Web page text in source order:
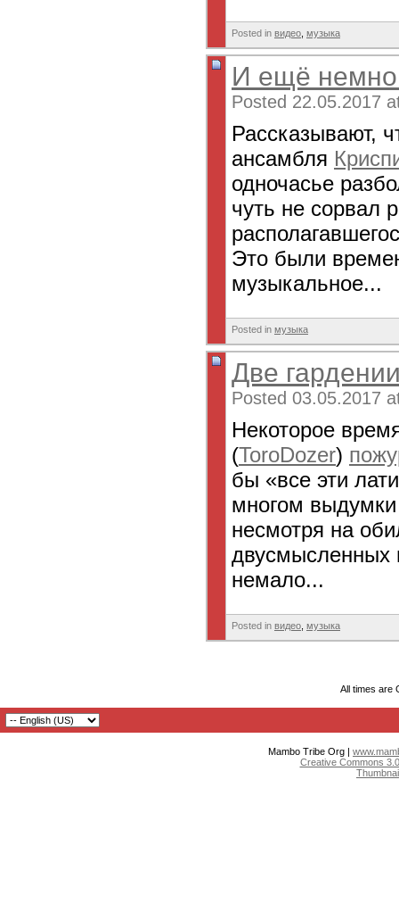
Posted in видео музыка
И ещё
Posted 22.05.2017
Рассказывают,
ансамбля
одночасье
чуть не сорвал
Это были
музыкальное...
Posted in музыка
Две
Posted 03.05.2017
Некоторое
(ToroDozer)
бы «все эти
многом выдумки
несмотря на
двусмысленных
немало...
Posted in видео музыка
All times are
Mambo Tribe Org |
Creative Commons